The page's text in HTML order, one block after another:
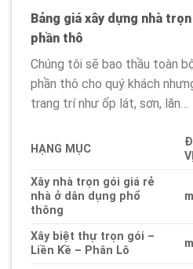
Bảng giá xây dựng nhà
phần thô
Chúng tôi sẽ bao thầu toàn
phần thô cho quý khách
trang trí như ốp lát, sơn, lăn…
HẠNG MỤC
VỊ
Xây nhà trọn gói giá rẻ
nhà ở dân dụng phổ
thông
Xây biệt thự trọn gói –
Liền Kề – Phân Lô